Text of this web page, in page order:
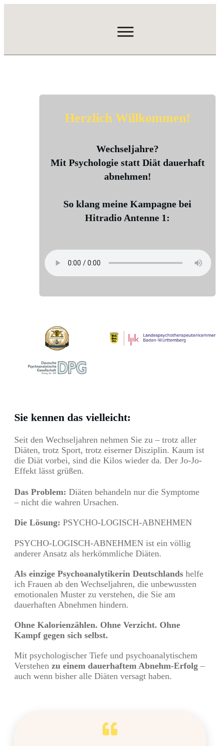
Herzlich Willkommen!
Wechseljahre?
Mit Psychologie statt Diät dauerhaft
abnehmen!
So klang meine Kampagne bei
Hitradio Antenne 1:
Sie kennen das vielleicht:
Seit den Wechseljahren nehmen Sie zu – trotz aller
Diäten, trotz Sport, trotz eiserner Disziplin. Kaum ist
die Diät vorbei, sind die Kilos wieder da. Der Jo-Jo-
Effekt lässt grüßen.
Das Problem: Diäten behandeln nur die Symptome
– nicht die wahren Ursachen.
Die Lösung: PSYCHO-LOGISCH-ABNEHMEN
PSYCHO-LOGISCH-ABNEHMEN ist ein völlig
anderer Ansatz als herkömmliche Diäten.
Als einzige Psychoanalytikerin Deutschlands helfe
ich Frauen ab den Wechseljahren, die unbewussten
emotionalen Muster zu verstehen, die Sie am
dauerhaften Abnehmen hindern.
Ohne Kalorienzählen. Ohne Verzicht. Ohne
Kampf gegen sich selbst.
Mit psychologischer Tiefe und psychoanalytischem
Verstehen zu einem dauerhaftem Abnehm-Erfolg –
auch wenn bisher alle Diäten versagt haben.